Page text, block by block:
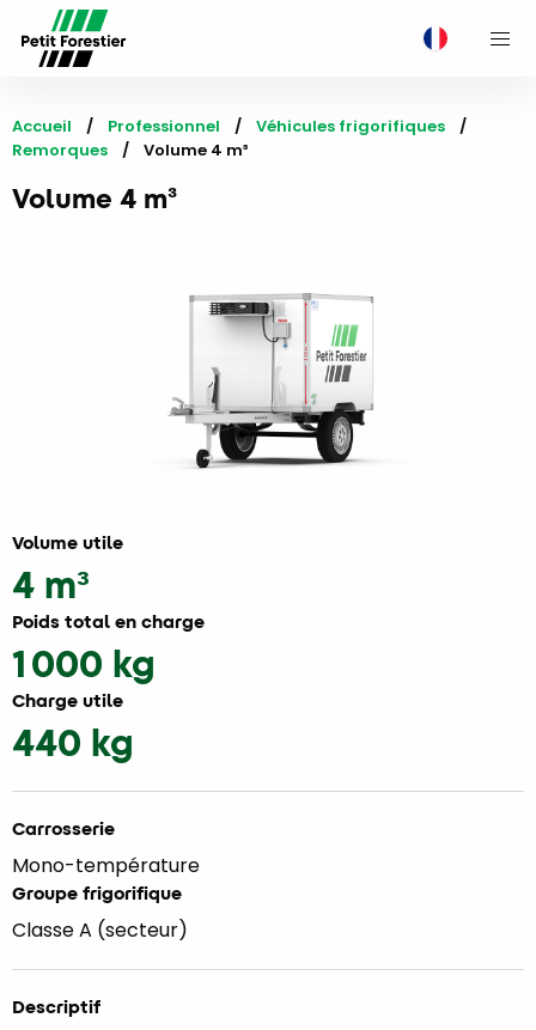
Accueil Professionnel
Véhicules frigorifiques
Remorques
Current:
Volume 4 m³
Volume 4 m³
Volume utile
4 m³
Poids total en charge
1 000 kg
Charge utile
440 kg
Carrosserie
Mono-température
Groupe frigorifique
Classe A (secteur)
Descriptif